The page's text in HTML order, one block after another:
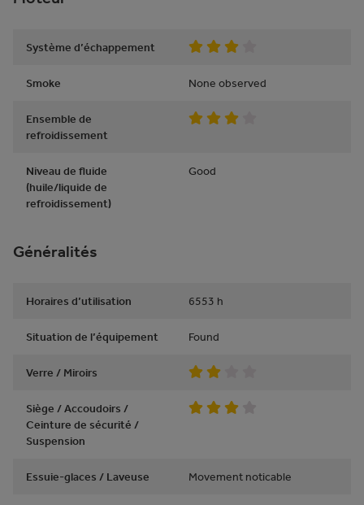
Système d’échappement
Smoke None observed
Ensemble de
refroidissement
Niveau de fluide
(huile/liquide de
refroidissement)
Good
Généralités
Horaires d’utilisation 6553 h
Situation de l’équipement Found
Verre / Miroirs
Siège / Accoudoirs /
Ceinture de sécurité /
Suspension
Essuie-glaces / Laveuse Movement noticable